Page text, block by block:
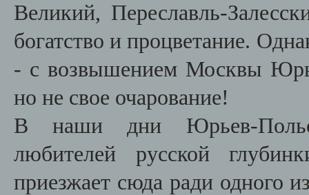
Великий, Переславль-
богатство и процветание.
- с возвышением Москвы
но не свое очарование!
В наши дни Юрьев-
любителей русской
приезжает сюда ради одного